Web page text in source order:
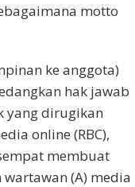
motto
ke anggota)
hak jawab
yang dirugikan
online (RBC),
membuat
(A) media